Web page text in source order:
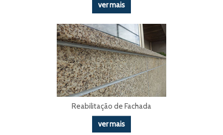
ver mais
Reabilitação de Fachada
ver mais